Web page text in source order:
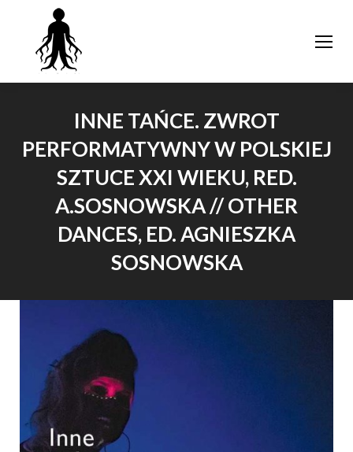
INNE TAŃCE. ZWROT
PERFORMATYWNY W POLSKIEJ
SZTUCE XXI WIEKU, RED.
A.SOSNOWSKA // OTHER
DANCES, ED. AGNIESZKA
SOSNOWSKA